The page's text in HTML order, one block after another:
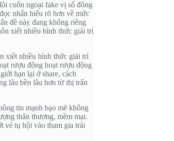
cuốn ngoại fake vị số đông
nhấn hiểu rõ hơn về mức
đề này đang không riêng
xiết nhiều hình thức giải trí
xiết nhiều hình thức giải trí
rượu động hoạt rượu động
hạn lại ở share, cách
lâu bền lâu hơn từ thị trấn
tin mạnh bạo mẽ không
thân thương, mềm mại.
vẻ tụ hội vào tham gia trải